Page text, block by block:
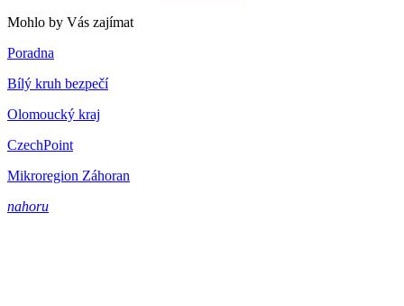
Mohlo by Vás zajímat
Poradna
Bílý kruh bezpečí
Olomoucký kraj
CzechPoint
Mikroregion Záhoran
nahoru